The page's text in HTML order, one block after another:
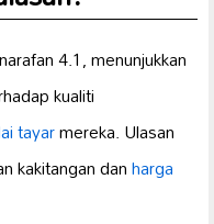
4.1, menunjukkan
kualiti
tayarmereka. Ulasan
kakitangan danharga